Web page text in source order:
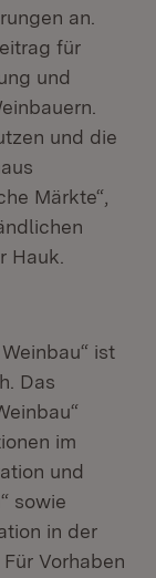
an.
für
und
und die
Märkte“,
Hauk.
ist
Das
im
und
sowie
in der
Vorhaben